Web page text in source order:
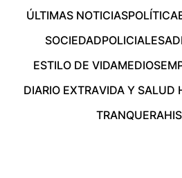
ÚLTIMAS NOTICIASPOLÍTICA
SOCIEDADPOLICIALES
ESTILO DE VIDAMEDIOS
DIARIO EXTRAVIDA Y SALUD
TRANQUERA